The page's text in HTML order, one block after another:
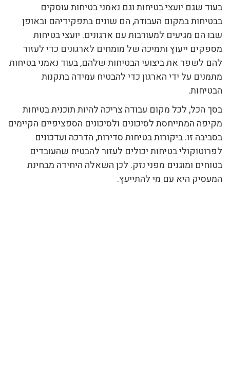
בעוד שגם יועצי בטיחות וגם נאמני בטיחות עוסקים
בבטיחות במקום העבודה, הם שונים בתפקידיהם ובאופן
שבו הם מגיעים למעורבות עם ארגונים. יועצי בטיחות
מספקים ייעוץ ותמיכה של מומחים לארגונים כדי לעזור
להם לשפר את ביצועי הבטיחות שלהם, בעוד נאמני בטיחות
מתמנים על ידי הארגון כדי להבטיח עמידה בתקנות
הבטיחות.
בסך הכל, לכל מקום עבודה צריכה להיות תוכנית בטיחות
מקיפה המתייחסת לסיכונים ולסיכונים הספציפיים הקיימים
בסביבה זו. ביקורות בטיחות סדירות, הדרכה ועדכונים
לפרוטוקולי בטיחות יכולים לעזור להבטיח שהעובדים
בטוחים ומוגנים מפני נזק. לכן השאלה היחידה מבחינת
המעסיק היא עם מי להתייעץ.